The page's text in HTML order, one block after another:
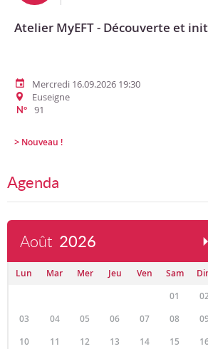
Atelier MyEFT - Découverte et
Mercredi 16.09.2026 19:30
Euseigne
N° 91
> Nouveau !
Agenda
Août 2026
Lun Mar Mer Jeu Ven Sam
01
03
04 05 06 07 08
10
11 12 13 14 15